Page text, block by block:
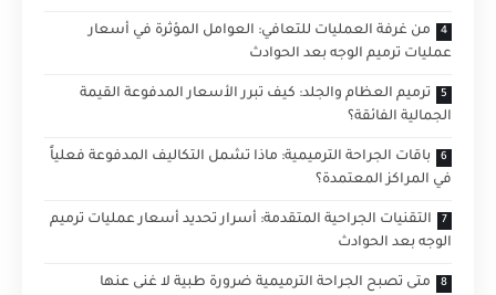
من غرفة العمليات للتعافي: العوامل المؤثرة في أسعار
عمليات ترميم الوجه بعد الحوادث
ترميم العظام والجلد: كيف تبرر الأسعار المدفوعة القيمة
الجمالية الفائقة؟
باقات الجراحة الترميمية: ماذا تشمل التكاليف المدفوعة فعلياً
في المراكز المعتمدة؟
التقنيات الجراحية المتقدمة: أسرار تحديد أسعار عمليات ترميم
الوجه بعد الحوادث
متى تصبح الجراحة الترميمية ضرورة طبية لا غنى عنها